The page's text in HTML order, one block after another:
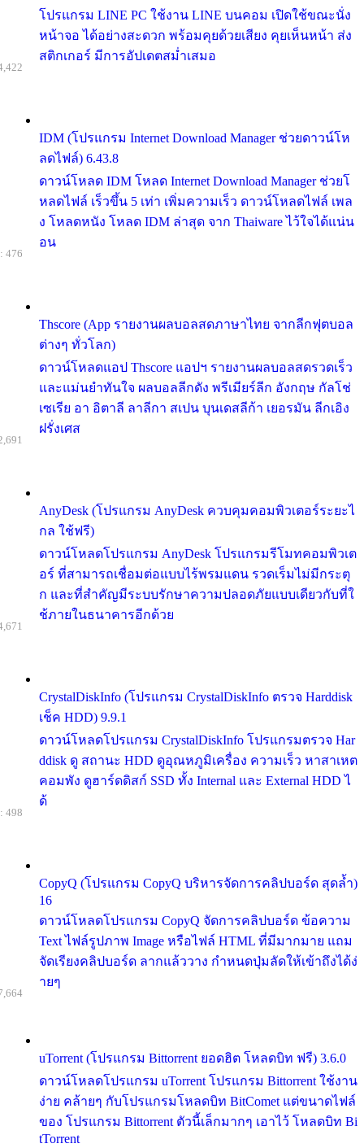
โปรแกรม LINE PC ใช้งาน LINE บนคอม เปิดใช้ขณะนั่ง
หน้าจอ ได้อย่างสะดวก พร้อมคุยด้วยเสียง คุยเห็นหน้า ส่ง
สติกเกอร์ มีการอัปเดตสม่ำเสมอ
IDM (โปรแกรม Internet Download Manager ช่วยดาวน์โห
ลดไฟล์) 6.43.8
ดาวน์โหลด IDM โหลด Internet Download Manager ช่วยโ
หลดไฟล์ เร็วขึ้น 5 เท่า เพิ่มความเร็ว ดาวน์โหลดไฟล์ เพล
ง โหลดหนัง โหลด IDM ล่าสุด จาก Thaiware ไว้ใจได้แน่น
อน
Thscore (App รายงานผลบอลสดภาษาไทย จากลีกฟุตบอล
ต่างๆ ทั่วโลก)
ดาวน์โหลดแอป Thscore แอปฯ รายงานผลบอลสดรวดเร็ว
และแม่นยำทันใจ ผลบอลลีกดัง พรีเมียร์ลีก อังกฤษ กัลโช่
เซเรีย อา อิตาลี ลาลีกา สเปน บุนเดสลีก้า เยอรมัน ลีกเอิง
ฝรั่งเศส
476
AnyDesk (โปรแกรม AnyDesk ควบคุมคอมพิวเตอร์ระยะไ
กล ใช้ฟรี)
ดาวน์โหลดโปรแกรม AnyDesk โปรแกรมรีโมทคอมพิวเต
อร์ ที่สามารถเชื่อมต่อแบบไร้พรมแดน รวดเร็มไม่มีกระตุ
ก และที่สำคัญมีระบบรักษาความปลอดภัยแบบเดียวกับที่ใ
ช้ภายในธนาคารอีกด้วย
CrystalDiskInfo (โปรแกรม CrystalDiskInfo ตรวจ Harddisk
เช็ค HDD) 9.9.1
ดาวน์โหลดโปรแกรม CrystalDiskInfo โปรแกรมตรวจ Har
ddisk ดู สถานะ HDD ดูอุณหภูมิเครื่อง ความเร็ว หาสาเหต
คอมพัง ดูฮาร์ดดิสก์ SSD ทั้ง Internal และ External HDD ไ
ด้
CopyQ (โปรแกรม CopyQ บริหารจัดการคลิปบอร์ด สุดล้ำ)
16
ดาวน์โหลดโปรแกรม CopyQ จัดการคลิปบอร์ด ข้อความ
Text ไฟล์รูปภาพ Image หรือไฟล์ HTML ที่มีมากมาย แถม
จัดเรียงคลิปบอร์ด ลากแล้ววาง กำหนดปุ่มลัดให้เข้าถึงได้ง่
ายๆ
498
uTorrent (โปรแกรม Bittorrent ยอดฮิต โหลดบิท ฟรี) 3.6.0
ดาวน์โหลดโปรแกรม uTorrent โปรแกรม Bittorrent ใช้งาน
ง่าย คล้ายๆ กับโปรแกรมโหลดบิท BitComet แต่ขนาดไฟล์
ของ โปรแกรม Bittorrent ตัวนี้เล็กมากๆ เอาไว้ โหลดบิท Bi
tTorrent